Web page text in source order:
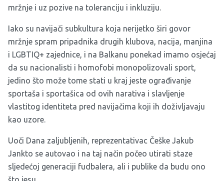
mržnje i uz pozive na toleranciju i inkluziju.
Iako su navijači subkultura koja nerijetko širi govor
mržnje spram pripadnika drugih klubova, nacija, manjina
i LGBTIQ+ zajednice, i na Balkanu ponekad imamo osjećaj
da su nacionalisti i homofobi monopolizovali sport,
jedino što može tome stati u kraj jeste ograđivanje
sportaša i sportašica od ovih narativa i slavljenje
vlastitog identiteta pred navijačima koji ih doživljavaju
kao uzore.
Uoči Dana zaljubljenih, reprezentativac Češke Jakub
Jankto se autovao i na taj način počeo utirati staze
sljedećoj generaciji fudbalera, ali i publike da budu ono